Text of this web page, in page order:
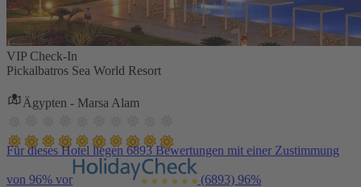
VIP Check-In
Pickalbatros Sea World Resort
Ägypten - Marsa Alam
Für dieses Hotel liegen 6893 Bewertungen mit einer Zustimmung
von 96% vor (6893) 96%